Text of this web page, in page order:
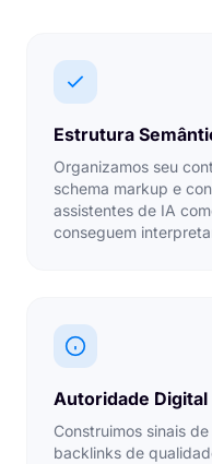
Estrutura
Organizamos seu
schema markup e
assistentes de IA
conseguem
Autoridade
Construimos sinais
backlinks de